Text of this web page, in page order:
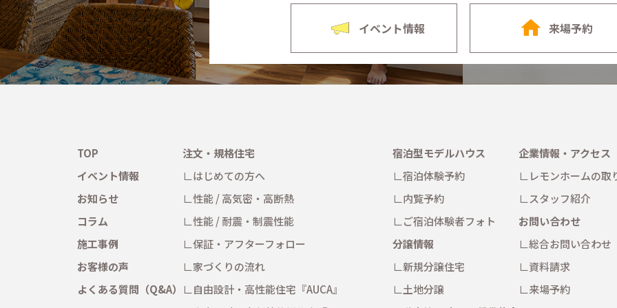
イベント情報 来場予約
TOP
イベント情報
お知らせ
コラム
施工事例
お客様の声
よくある質問（Q&A）
注文・規格住宅
はじめての方へ
性能 / 高気密・高断熱
性能 / 耐震・制震性能
保証・アフターフォロー
家づくりの流れ
自由設計・高性能住宅 『AUCA』
宿泊型モデルハウス
宿泊体験予約
内覧予約
ご宿泊体験者フォト
分譲情報
新規分譲住宅
土地分譲
企業情報・アクセス
レモンホームの取
スタッフ紹介
お問い合わせ
総合お問い合わせ
資料請求
来場予約